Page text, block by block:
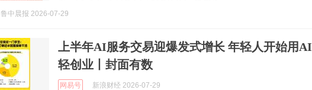
鲁中晨报 2026-07-29
上半年AI服务交易迎爆发式增长 年轻人开始用AI
轻创业丨封面有数
网易号 新浪财经 2026-07-29